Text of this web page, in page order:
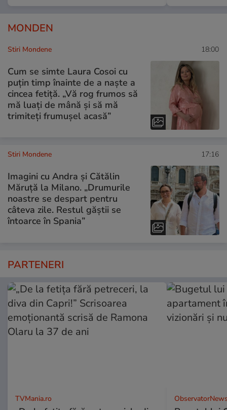
MONDEN
Stiri Mondene 18:00
Cum se simte Laura Cosoi cu
puțin timp înainte de a naște a
cincea fetiță. „Vă rog frumos să
mă luați de mână și să mă
trimiteți frumușel acasă”
Stiri Mondene 17:16
Imagini cu Andra și Cătălin
Măruță la Milano. „Drumurile
noastre se despart pentru
câteva zile. Restul găștii se
întoarce în Spania”
PARTENERI
TVMania.ro